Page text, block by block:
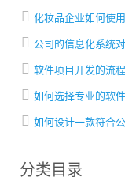
化妆品企业如何使
公司的信息化系统
软件项目开发的流
如何选择专业的软
如何设计一款符合
分类目录